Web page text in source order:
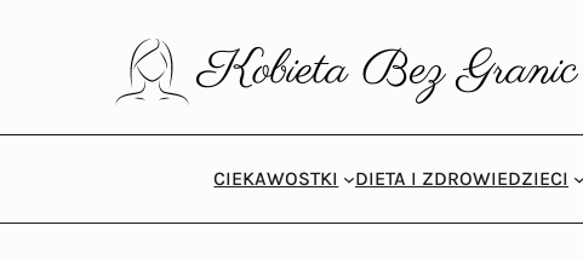
CIEKAWOSTKI DIETA I ZDROWIEDZIECI